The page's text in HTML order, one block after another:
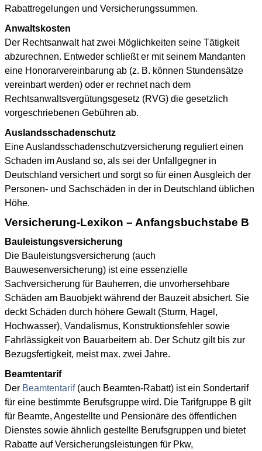
Rabattregelungen und Versicherungssummen.
Anwaltskosten
Der Rechtsanwalt hat zwei Möglichkeiten seine Tätigkeit
abzurechnen. Entweder schließt er mit seinem Mandanten
eine Honorarvereinbarung ab (z. B. können Stundensätze
vereinbart werden) oder er rechnet nach dem
Rechtsanwaltsvergütungsgesetz (RVG) die gesetzlich
vorgeschriebenen Gebühren ab.
Auslandsschadenschutz
Eine Auslandsschadenschutzversicherung reguliert einen
Schaden im Ausland so, als sei der Unfallgegner in
Deutschland versichert und sorgt so für einen Ausgleich der
Personen- und Sachschäden in der in Deutschland üblichen
Höhe.
Versicherung-Lexikon – Anfangsbuchstabe B
Bauleistungsversicherung
Die Bauleistungsversicherung (auch
Bauwesenversicherung) ist eine essenzielle
Sachversicherung für Bauherren, die unvorhersehbare
Schäden am Bauobjekt während der Bauzeit absichert. Sie
deckt Schäden durch höhere Gewalt (Sturm, Hagel,
Hochwasser), Vandalismus, Konstruktionsfehler sowie
Fahrlässigkeit von Bauarbeitern ab. Der Schutz gilt bis zur
Bezugsfertigkeit, meist max. zwei Jahre.
Beamtentarif
Der Beamtentarif(auch Beamten-Rabatt) ist ein Sondertarif
für eine bestimmte Berufsgruppe wird. Die Tarifgruppe B gilt
für Beamte, Angestellte und Pensionäre des öffentlichen
Dienstes sowie ähnlich gestellte Berufsgruppen und bietet
Rabatte auf Versicherungsleistungen für Pkw,